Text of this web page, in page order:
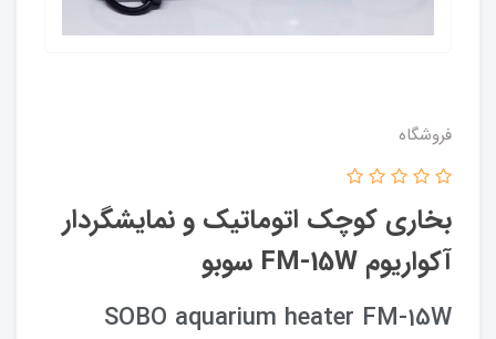
فروشگاه
بخاری کوچک اتوماتیک و نمایشگردار
آکواریوم FM-15W سوبو
SOBO aquarium heater FM-15W